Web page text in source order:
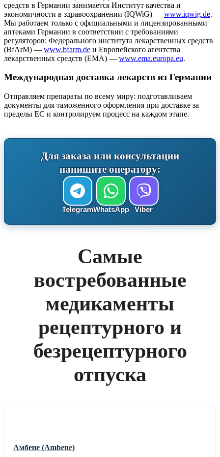
средств в Германии занимается Институт качества и
экономичности в здравоохранении (IQWiG) — www.iqwig.de.
Мы работаем только с официальными и лицензированными
аптеками Германии в соответствии с требованиями
регуляторов: Федерального института лекарственных средств
(BfArM) — www.bfarm.de и Европейского агентства
лекарственных средств (EMA) — www.ema.europa.eu.
Международная доставка лекарств из Германии
Отправляем препараты по всему миру: подготавливаем
документы для таможенного оформления при доставке за
пределы ЕС и контролируем процесс на каждом этапе.
Для заказа или консультации
напишите оператору:
TelegramWhatsApp Viber
Самые
востребованные
медикаменты
рецептурного и
безрецептурного
отпуска
Амбене (Ambene)